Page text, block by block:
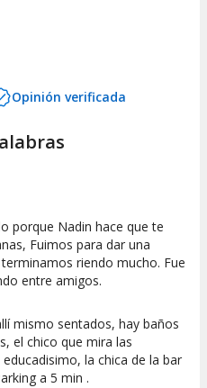
Opinión verificada
10
Interpretación
artística
porque Nadin hace que te
Fuimos para dar una
riendo mucho. Fue
entre amigos.
mismo sentados, hay baños
el chico que mira las
la chica de la bar
a 5 min .